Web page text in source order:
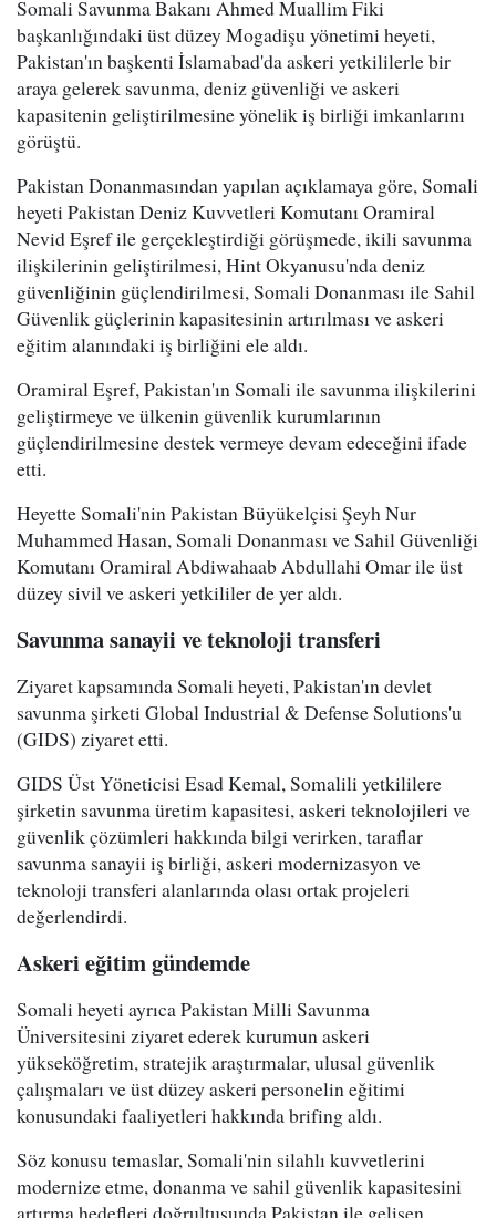
Somali Savunma Bakanı Ahmed Muallim Fiki
başkanlığındaki üst düzey Mogadişu yönetimi heyeti,
Pakistan'ın başkenti İslamabad'da askeri yetkililerle bir
araya gelerek savunma, deniz güvenliği ve askeri
kapasitenin geliştirilmesine yönelik iş birliği imkanlarını
görüştü.
Pakistan Donanmasından yapılan açıklamaya göre, Somali
heyeti Pakistan Deniz Kuvvetleri Komutanı Oramiral
Nevid Eşref ile gerçekleştirdiği görüşmede, ikili savunma
ilişkilerinin geliştirilmesi, Hint Okyanusu'nda deniz
güvenliğinin güçlendirilmesi, Somali Donanması ile Sahil
Güvenlik güçlerinin kapasitesinin artırılması ve askeri
eğitim alanındaki iş birliğini ele aldı.
Oramiral Eşref, Pakistan'ın Somali ile savunma ilişkilerini
geliştirmeye ve ülkenin güvenlik kurumlarının
güçlendirilmesine destek vermeye devam edeceğini ifade
etti.
Heyette Somali'nin Pakistan Büyükelçisi Şeyh Nur
Muhammed Hasan, Somali Donanması ve Sahil Güvenliği
Komutanı Oramiral Abdiwahaab Abdullahi Omar ile üst
düzey sivil ve askeri yetkililer de yer aldı.
Savunma sanayii ve teknoloji transferi
Ziyaret kapsamında Somali heyeti, Pakistan'ın devlet
savunma şirketi Global Industrial & Defense Solutions'u
(GIDS) ziyaret etti.
GIDS Üst Yöneticisi Esad Kemal, Somalili yetkililere
şirketin savunma üretim kapasitesi, askeri teknolojileri ve
güvenlik çözümleri hakkında bilgi verirken, taraflar
savunma sanayii iş birliği, askeri modernizasyon ve
teknoloji transferi alanlarında olası ortak projeleri
değerlendirdi.
Askeri eğitim gündemde
Somali heyeti ayrıca Pakistan Milli Savunma
Üniversitesini ziyaret ederek kurumun askeri
yükseköğretim, stratejik araştırmalar, ulusal güvenlik
çalışmaları ve üst düzey askeri personelin eğitimi
konusundaki faaliyetleri hakkında brifing aldı.
Söz konusu temaslar, Somali'nin silahlı kuvvetlerini
modernize etme, donanma ve sahil güvenlik kapasitesini